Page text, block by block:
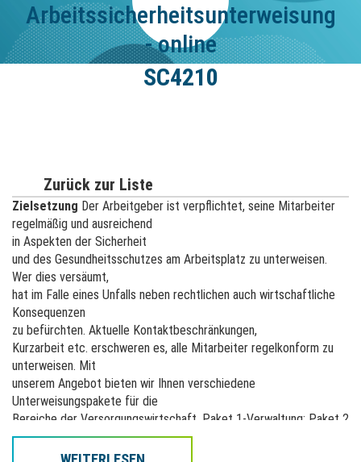
Arbeitssicherheitsunterweisung
- online
SC4210
Zurück zur Liste
Zielsetzung Der Arbeitgeber ist verpflichtet, seine Mitarbeiter
regelmäßig und ausreichend
in Aspekten der Sicherheit
und des Gesundheitsschutzes am Arbeitsplatz zu unterweisen.
Wer dies versäumt,
hat im Falle eines Unfalls neben rechtlichen auch wirtschaftliche
Konsequenzen
zu befürchten. Aktuelle Kontaktbeschränkungen,
Kurzarbeit etc. erschweren es, alle Mitarbeiter regelkonform zu
unterweisen. Mit
unserem Angebot bieten wir Ihnen verschiedene
Unterweisungspakete für die
Bereiche der Versorgungswirtschaft. Paket 1-Verwaltung; Paket 2
-
Wasserversorgung; Paket 3 - Gasversorgung; Paket 4 -